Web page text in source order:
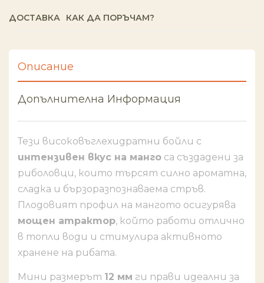
ДОСТАВКА КАК ДА ПОРЪЧАМ?
Описание
Допълнителна Информация
Тези високовъглехидратни бойли с
интензивен вкус на манго са създадени за
риболовци, които търсят силно ароматна,
сладка и бързоразпознаваема стръв.
Плодовият профил на мангото осигурява
мощен атрактор, който работи отлично
в топли води и стимулира активното
хранене на рибата.
Мини размерът 12 мм ги прави идеални за